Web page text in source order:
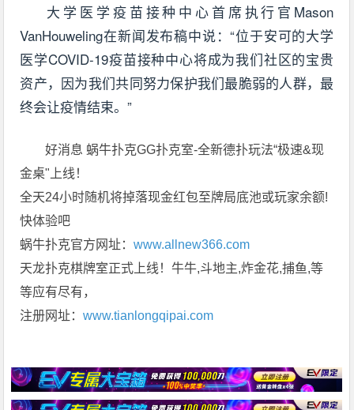
大学医学疫苗接种中心首席执行官Mason
VanHouweling在新闻发布稿中说：“位于安可的大学
医学COVID-19疫苗接种中心将成为我们社区的宝贵
资产，因为我们共同努力保护我们最脆弱的人群，最
终会让疫情结束。”
好消息 蜗牛扑克GG扑克室-全新德扑玩法“极速&现
金桌"上线！
全天24小时随机将掉落现金红包至牌局底池或玩家余额!
快体验吧
蜗牛扑克官方网址：www.allnew366.com
天龙扑克棋牌室正式上线！牛牛,斗地主,炸金花,捕鱼,等
等应有尽有，
注册网址：www.tianlongqipai.com